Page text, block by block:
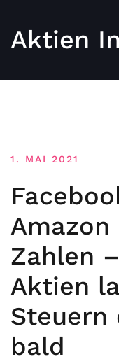
Aktien
1. MAI 2021
Zahlen
Aktien
Steuern
bald